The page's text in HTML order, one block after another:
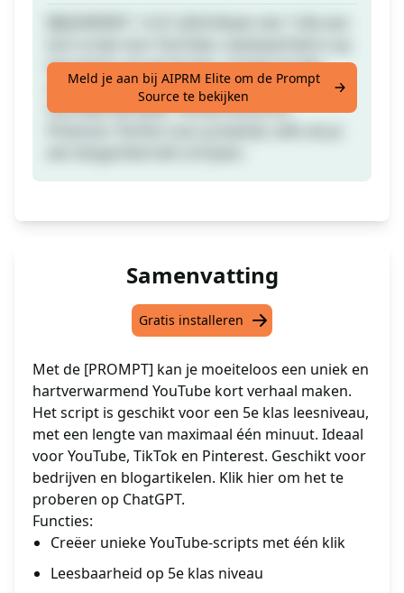
het niveau van de 5e klas. Lengte tot één
minuut. Opslaan met een like. Ideaal voor
YouTube-verhalen, TikTok-shorts en
Meld je aan bij AIPRM Elite om de Prompt
Source te bekijken
Samenvatting
Gratis installeren
Met de [PROMPT] kan je moeiteloos een uniek en
hartverwarmend YouTube kort verhaal maken.
Het script is geschikt voor een 5e klas leesniveau,
met een lengte van maximaal één minuut. Ideaal
voor YouTube, TikTok en Pinterest. Geschikt voor
bedrijven en blogartikelen. Klik hier om het te
proberen op ChatGPT.
Functies:
Creëer unieke YouTube-scripts met één klik
Leesbaarheid op 5e klas niveau